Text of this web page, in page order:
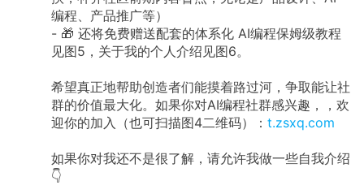
编程、产品推广等）
- 🎁 还将免费赠送配套的体系化 AI编程保姆级教程
见图5，关于我的个人介绍见图6。
希望真正地帮助创造者们能摸着路过河，争取能让社
群的价值最大化。如果你对AI编程社群感兴趣，，欢
迎你的加入（也可扫描图4二维码）： t.zsxq.com
如果你对我还不是很了解，请允许我做一些自我介绍
👇